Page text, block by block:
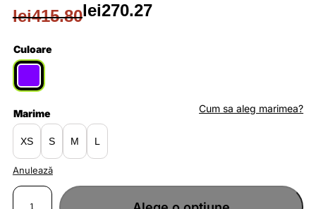
lei415.80
Prețul
inițial
a
fost:
lei415.80.
lei270.27
Prețul
curent
este:
lei270.27.
Culoare
Marime
L
XS S M
Anulează
Cum sa aleg marimea?
Cantitate
pentru